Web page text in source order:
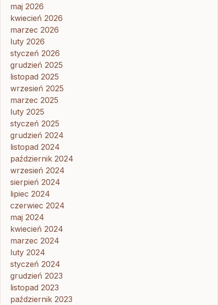
maj 2026
kwiecień 2026
marzec 2026
luty 2026
styczeń 2026
grudzień 2025
listopad 2025
wrzesień 2025
marzec 2025
luty 2025
styczeń 2025
grudzień 2024
listopad 2024
październik 2024
wrzesień 2024
sierpień 2024
lipiec 2024
czerwiec 2024
maj 2024
kwiecień 2024
marzec 2024
luty 2024
styczeń 2024
grudzień 2023
listopad 2023
październik 2023